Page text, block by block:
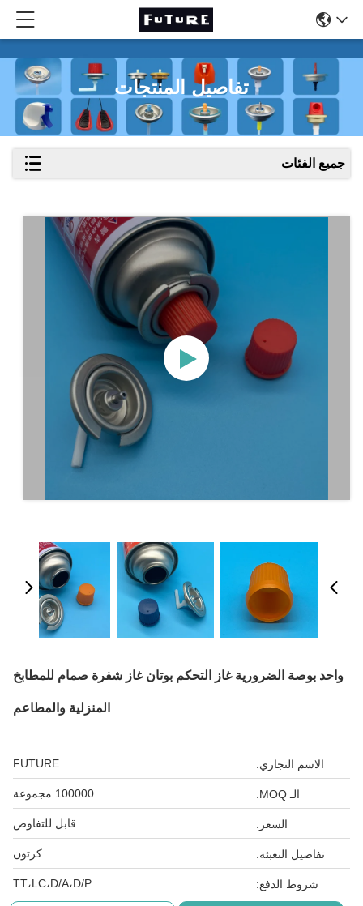
تفاصيل المنتجات
جميع الفئات
واحد بوصة الضرورية غاز التحكم بوتان غاز شفرة صمام للمطابخ
المنزلية والمطاعم
الاسم التجاري: FUTURE
الـ MOQ: 100000 مجموعة
السعر: قابل للتفاوض
تفاصيل التعبئة: كرتون
شروط الدفع: TT،LC،D/A،D/P